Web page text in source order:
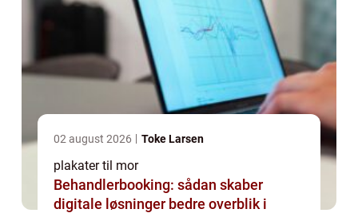
02 august 2026 Toke Larsen
plakater til mor
Behandlerbooking: sådan skaber
digitale løsninger bedre overblik i